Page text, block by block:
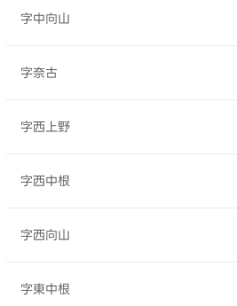
字中向山
字奈古
字西上野
字西中根
字西向山
字東中根